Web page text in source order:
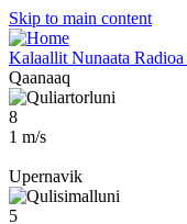
Skip to main content
Kalaallit Nunaata Radioa
Qaanaaq
8
1 m/s
Upernavik
5